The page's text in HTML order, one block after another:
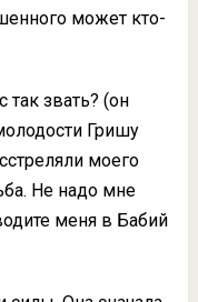
может кто-
звать? (он
Гришу
моего
Не надо мне
меня в Бабий